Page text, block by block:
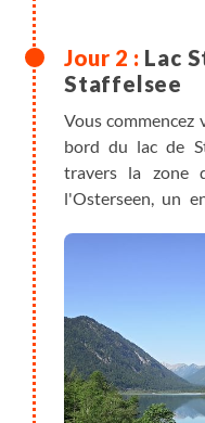
Lac
Staffelsee
Vous commencez
bord du lac de
travers la zone
l'Osterseen, un
naturelle de plus
qui invite à la
le lac
puis arrivez à
suffisamment de
ou vous